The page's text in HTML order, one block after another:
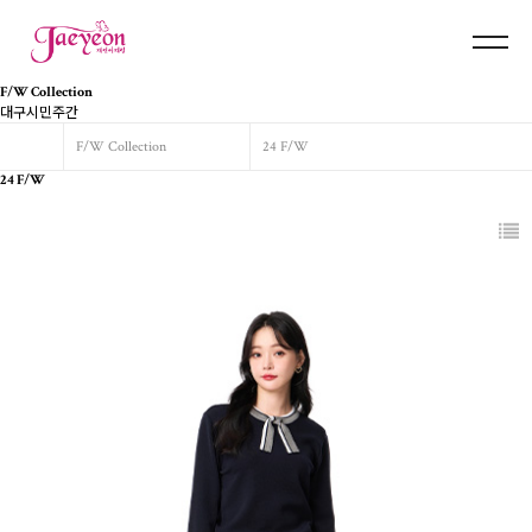
F/W Collection
대구시민주간
F/W Collection
24 F/W
24 F/W